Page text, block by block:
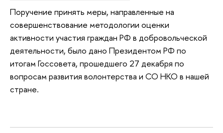
Поручение принять меры, направленные на
совершенствование методологии оценки
активности участия граждан РФ в добровольческой
деятельности, было дано Президентом РФ по
итогам Госсовета, прошедшего 27 декабря по
вопросам развития волонтерства и СО НКО в нашей
стране.